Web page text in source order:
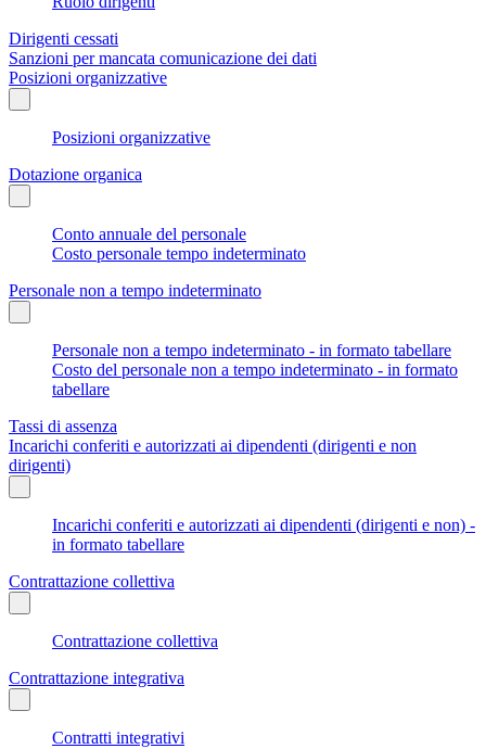
Dirigenti cessati
Sanzioni per mancata comunicazione dei dati
Posizioni organizzative
Posizioni organizzative
Dotazione organica
Conto annuale del personale
Costo personale tempo indeterminato
Personale non a tempo indeterminato
Personale non a tempo indeterminato - in formato tabellare
Costo del personale non a tempo indeterminato - in formato
tabellare
Tassi di assenza
Incarichi conferiti e autorizzati ai dipendenti (dirigenti e non
dirigenti)
Incarichi conferiti e autorizzati ai dipendenti (dirigenti e non) -
in formato tabellare
Contrattazione collettiva
Contrattazione collettiva
Contrattazione integrativa
Contratti integrativi